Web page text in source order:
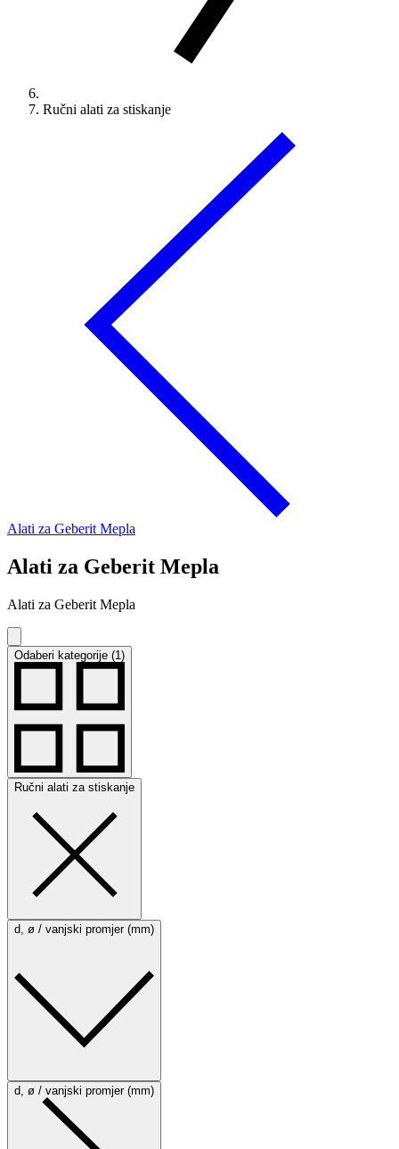
Ručni alati za stiskanje
Alati za Geberit Mepla
Alati za Geberit Mepla
Alati za Geberit Mepla
Odaberi kategorije (1)
Ručni alati za stiskanje
d, ø / vanjski promjer (mm)
d, ø / vanjski promjer (mm)